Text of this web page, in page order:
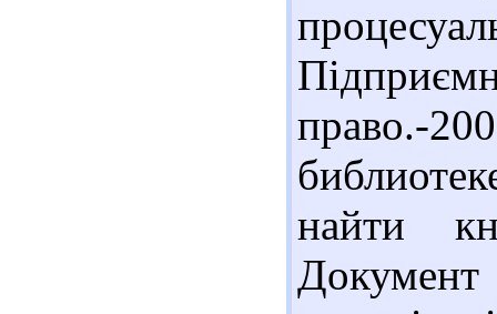
право.-
найти
Документ